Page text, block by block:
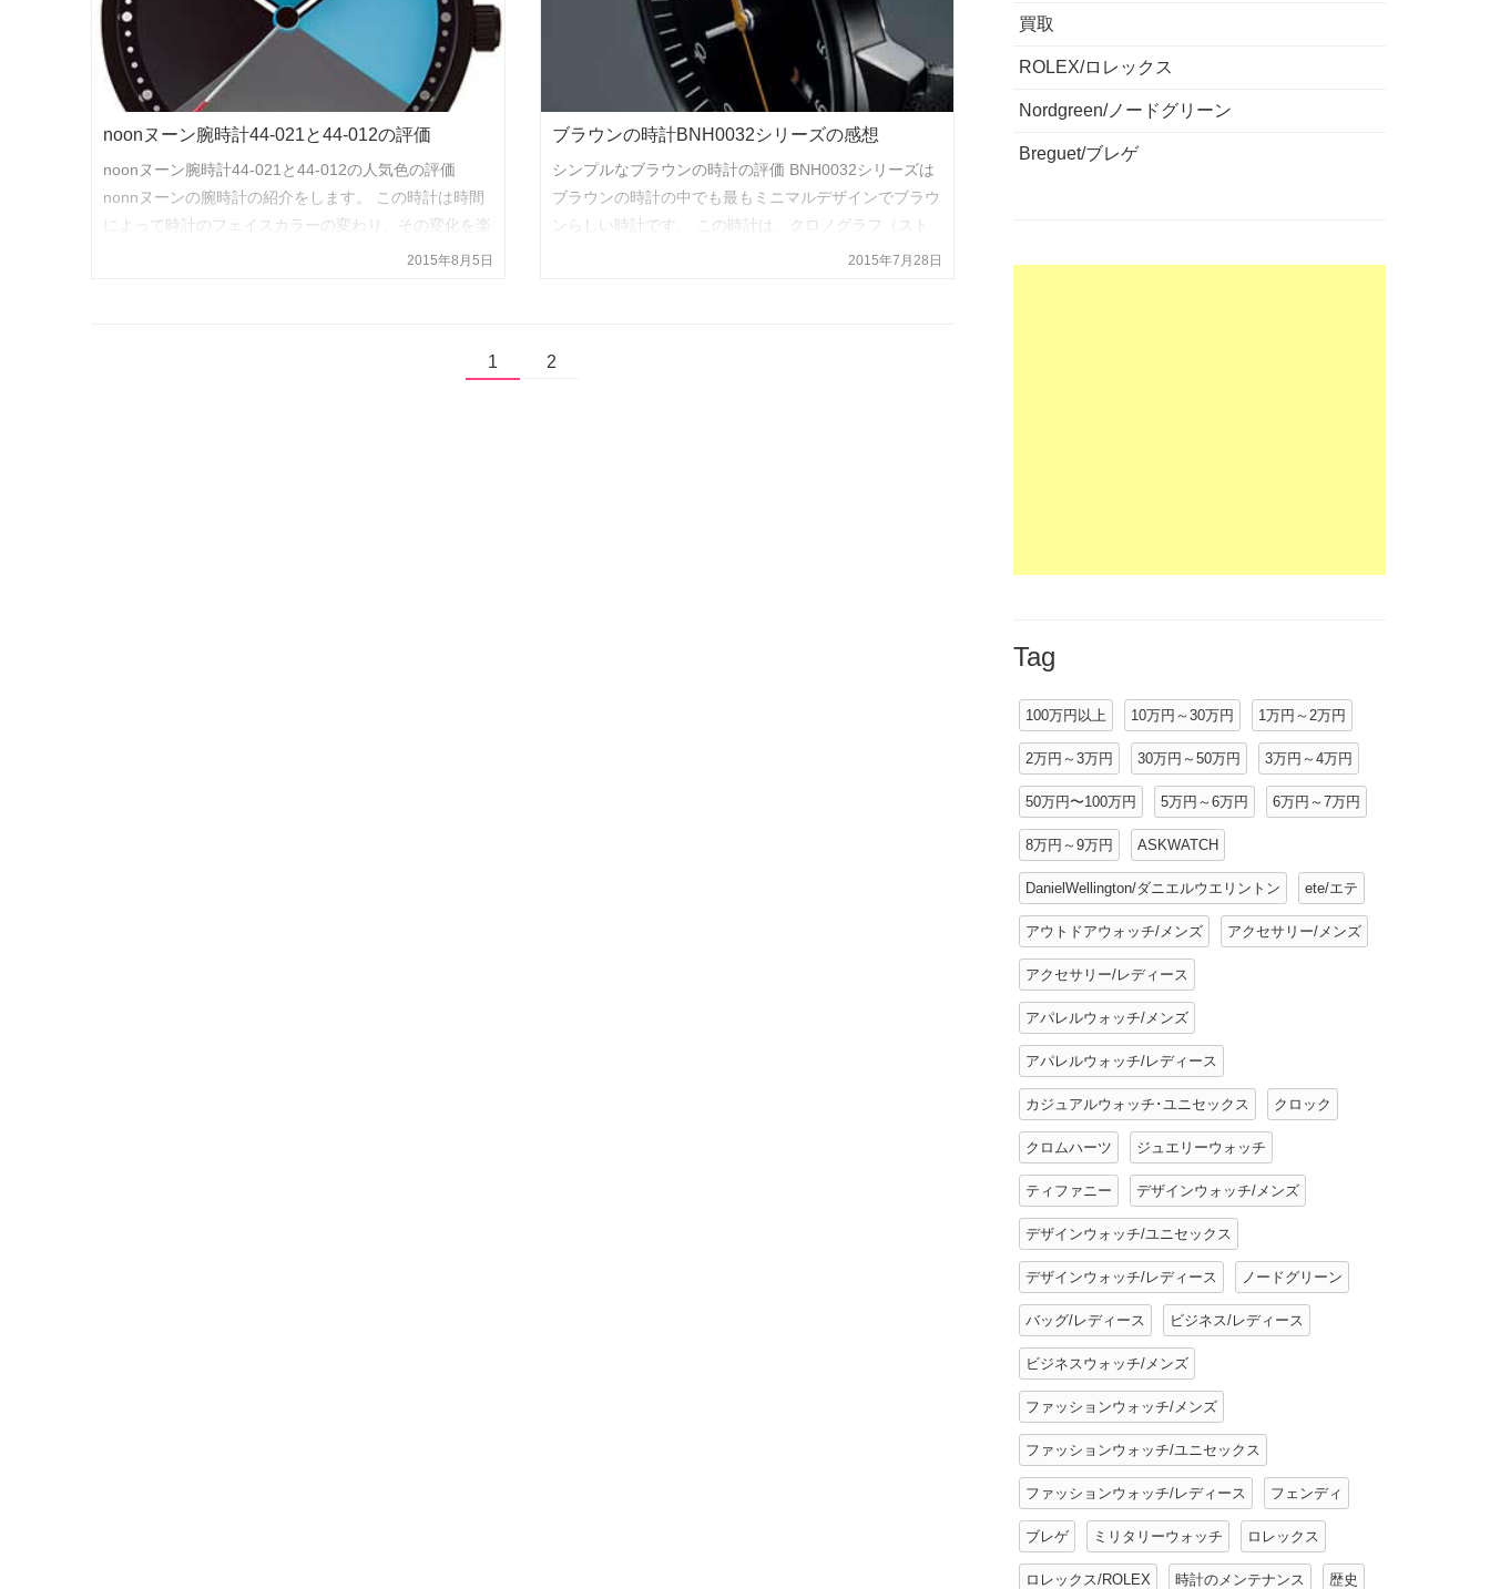
noonヌーン腕時計44-021と44-012の評価
noonヌーン腕時計44-021と44-012の人気色の評価
nonnヌーンの腕時計の紹介をします。 この時計は時間
によって時計のフェイスカラーの変わり、その変化を楽
しむ時計です。 こういったユーモアな発想の腕時計は
2015年8月5日
ブラウンの時計BNH0032シリーズの感想
シンプルなブラウンの時計の評価 BNH0032シリーズは
ブラウンの時計の中でも最もミニマルデザインでブラウ
ンらしい時計です。 この時計は、クロノグラフ（スト
ップフォッチ）も無く必要のない機能をすべて取り計ら
2015年7月28日
1 2
買取
ROLEX/ロレックス
Nordgreen/ノードグリーン
Breguet/ブレゲ
Tag
100万円以上 10万円～30万円 1万円～2万円
2万円～3万円 30万円～50万円 3万円～4万円
50万円〜100万円 5万円～6万円 6万円～7万円
8万円～9万円 ASKWATCH
DanielWellington/ダニエルウエリントン ete/エテ
アウトドアウォッチ/メンズ アクセサリー/メンズ
アクセサリー/レディース
アパレルウォッチ/メンズ
アパレルウォッチ/レディース
カジュアルウォッチ･ユニセックス クロック
クロムハーツ ジュエリーウォッチ
ティファニー デザインウォッチ/メンズ
デザインウォッチ/ユニセックス
デザインウォッチ/レディース ノードグリーン
バッグ/レディース ビジネス/レディース
ビジネスウォッチ/メンズ
ファッションウォッチ/メンズ
ファッションウォッチ/ユニセックス
ファッションウォッチ/レディース フェンディ
ブレゲ ミリタリーウォッチ ロレックス
ロレックス/ROLEX 時計のメンテナンス 歴史